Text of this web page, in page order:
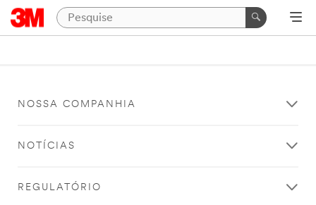
NOSSA COMPANHIA
NOTÍCIAS
REGULATÓRIO